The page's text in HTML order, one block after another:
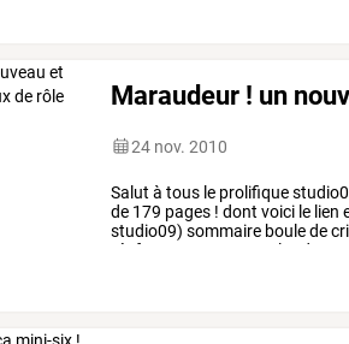
Maraudeur ! un
24 nov. 2010
Salut à tous le prolifique
de 179 pages ! dont voici le lien
studio09) sommaire boulede
réofs
summerland